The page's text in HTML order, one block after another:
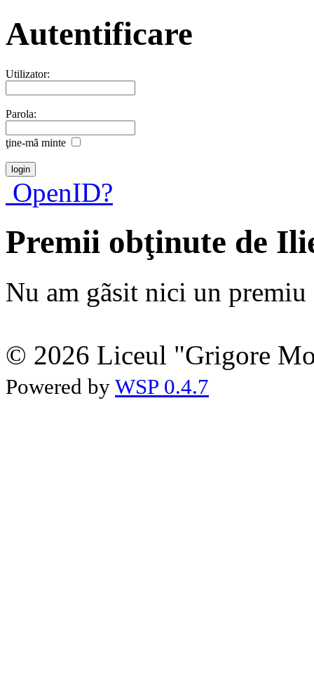
Autentificare
Utilizator:
Parola:
ţine-mã minte
OpenID?
Premii obţinute de
Nu am gãsit nici un premiu
© 2026 Liceul "Grigore
Powered by WSP 0.4.7